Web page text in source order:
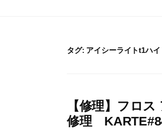
タグ: アイシーライトt1ハイ
【修理】フロ
修理